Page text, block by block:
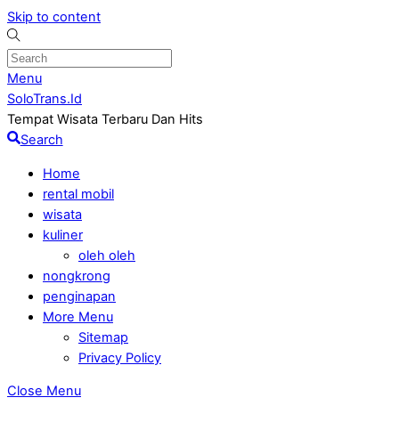
Skip to content
Menu
SoloTrans.Id
Tempat Wisata Terbaru Dan Hits
Search
Home
rental mobil
wisata
kuliner
oleh oleh
nongkrong
penginapan
More Menu
Sitemap
Privacy Policy
Close Menu